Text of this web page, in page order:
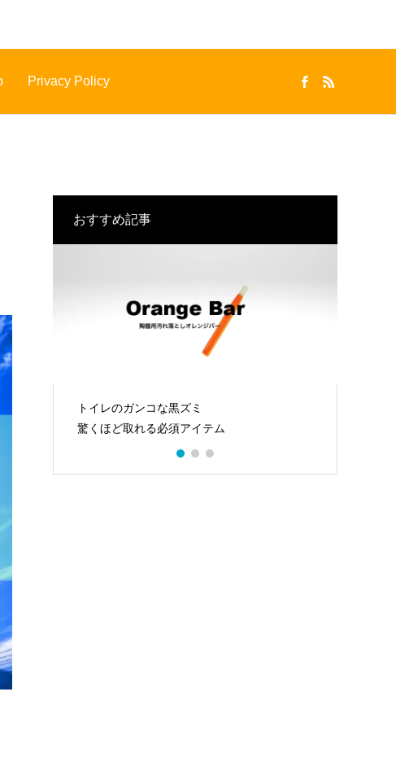
Privacy Policy
REST ROOM
おすすめ記事
ワックス管理を楽にする
光沢復元剤